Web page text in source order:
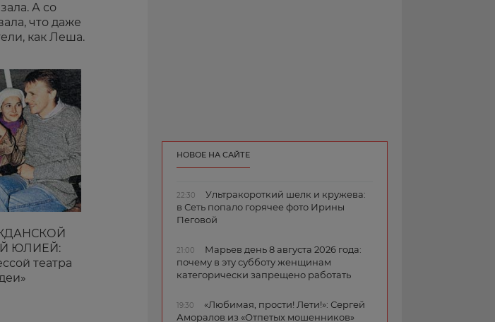
А со
что даже
как Леша.
ЮЛИЕЙ:
театра
НОВОЕ НА САЙТЕ
22:30
Ультракороткий шелк и кружева:
в Сеть попало горячее фото Ирины
Пеговой
21:00
Марьев день 8 августа 2026 года:
почему в эту субботу женщинам
категорически запрещено работать
19:30
«Любимая, прости! Лети!»: Сергей
Аморалов из «Отпетых мошенников»